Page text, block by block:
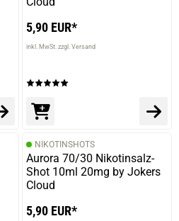
flasche. Davon abgesehen,
zitrone, eher wenig lychee.
In der richtigen mische, ist
5,90 EUR*
inkl. MwSt. zzgl. Versand
NIKOTINSHOTS
Aurora 70/30 Nikotinsalz-
Shot 10ml 20mg by Jokers
Cloud
5,90 EUR*